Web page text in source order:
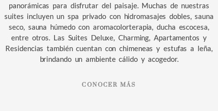
panorámicas para disfrutar del paisaje. Muchas de nuestras
suites incluyen un spa privado con hidromasajes dobles, sauna
seco, sauna húmedo con aromacolorterapia, ducha escocesa,
entre otros. Las Suites Deluxe, Charming, Apartamentos y
Residencias también cuentan con chimeneas y estufas a leña,
brindando un ambiente cálido y acogedor.
CONOCER MÁS